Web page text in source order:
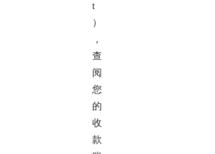
t
）
，
查
阅
您
的
收
款